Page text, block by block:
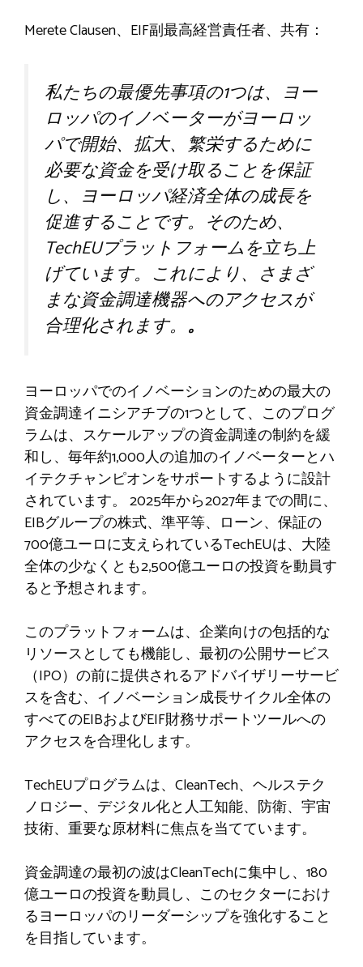
Merete Clausen、EIF副最高経営責任者、共有：
私たちの最優先事項の1つは、ヨー
ロッパのイノベーターがヨーロッ
パで開始、拡大、繁栄するために
必要な資金を受け取ることを保証
し、ヨーロッパ経済全体の成長を
促進することです。そのため、
TechEUプラットフォームを立ち上
げています。これにより、さまざ
まな資金調達機器へのアクセスが
合理化されます。 。
ヨーロッパでのイノベーションのための最大の
資金調達イニシアチブの1つとして、このプログ
ラムは、スケールアップの資金調達の制約を緩
和し、毎年約1,000人の追加のイノベーターとハ
イテクチャンピオンをサポートするように設計
されています。 2025年から2027年までの間に、
EIBグループの株式、準平等、ローン、保証の
700億ユーロに支えられているTechEUは、大陸
全体の少なくとも2,500億ユーロの投資を動員す
ると予想されます。
このプラットフォームは、企業向けの包括的な
リソースとしても機能し、最初の公開サービス
（IPO）の前に提供されるアドバイザリーサービ
スを含む、イノベーション成長サイクル全体の
すべてのEIBおよびEIF財務サポートツールへの
アクセスを合理化します。
TechEUプログラムは、CleanTech、ヘルステク
ノロジー、デジタル化と人工知能、防衛、宇宙
技術、重要な原材料に焦点を当てています。
資金調達の最初の波はCleanTechに集中し、180
億ユーロの投資を動員し、このセクターにおけ
るヨーロッパのリーダーシップを強化すること
を目指しています。